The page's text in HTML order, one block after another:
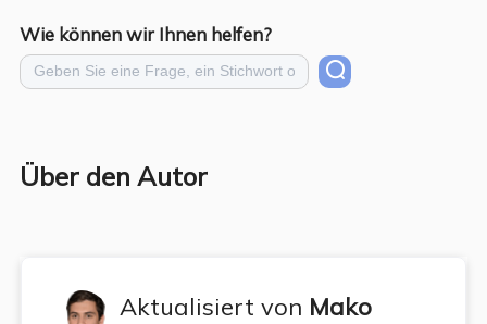
Wie können wir Ihnen helfen?
Über den Autor
Aktualisiert von Mako